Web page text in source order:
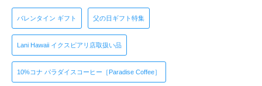
バレンタイン ギフト 父の日ギフト特集
Lani Hawaii イクスピアリ店取扱い品
10%コナ パラダイスコーヒー［Paradise Coffee］